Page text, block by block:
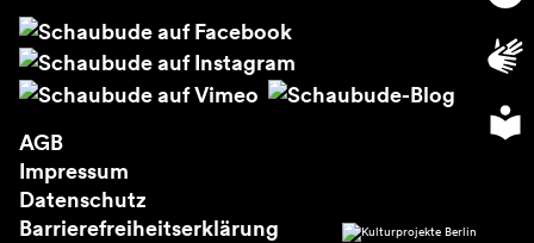
AGB
Impressum
Datenschutz
Barrierefreiheitserklärung